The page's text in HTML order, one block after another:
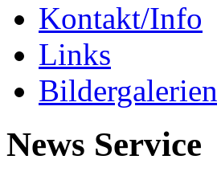
Kontakt/Info
Links
Bildergalerien
News Service